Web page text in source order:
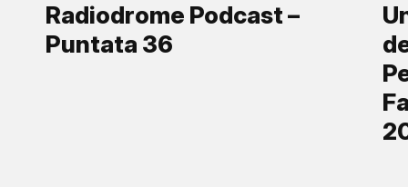
Radiodrome Podcast –
Puntata 36